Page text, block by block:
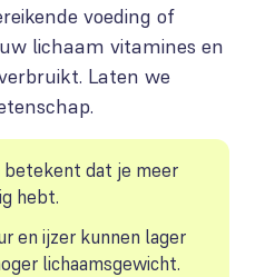
voeding of
lichaam vitamines en
Laten we
betekent dat je meer
hebt.
en ijzer kunnen lager
lichaamsgewicht.